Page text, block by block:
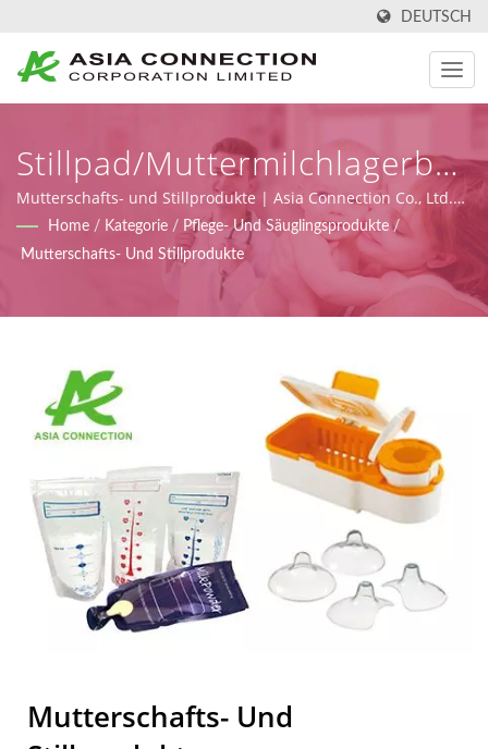
DEUTSCH
Stillpad/
| Ergonomisch Gestaltete
Manuelle Beatmungsgeräte
BVMs | Asia Connection
Mutterschafts- und Stillprodukte | Asia Connection Co., Ltd.
liefert Notfallmedizin- und häusliche Pflegeprodukte mit FDA-
Zulassung, ISO 9001, ISO 13485 und CE-Zertifikaten gemäß
MDR (Verordnung (EU) 2017/745), sowie Design-, OEM- und
Home / Kategorie / Pflege- Und Säuglingsprodukte /
Mutterschafts- Und Stillprodukte
Mutterschafts- Und